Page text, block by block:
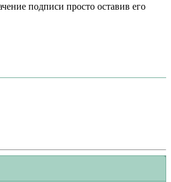
подписи просто оставив его